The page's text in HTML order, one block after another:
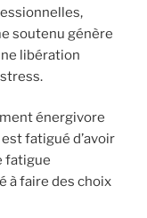
soutenu génère
libération
énergivore
fatigué d’avoir
fatigue
à faire des choix